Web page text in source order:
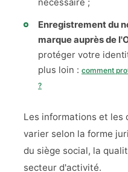
nécessaire ;
Enregistrement du
marque auprès de
protéger votre
plus loin : comment
?
Les informations et les
varier selon la forme
du siège social, la
secteur d'activité.